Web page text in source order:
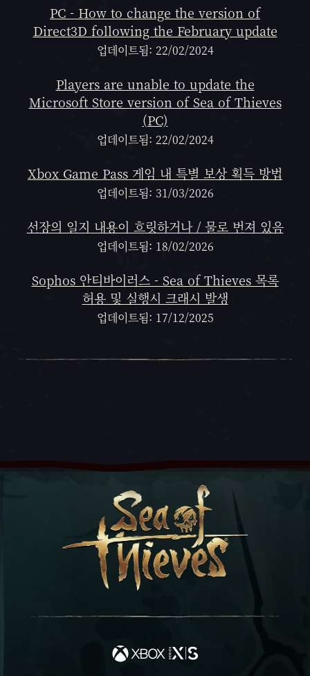
PC - How to change the version of
Direct3D following the February update
업데이트됨: 22/02/2024
Players are unable to update the
Microsoft Store version of Sea of Thieves
(PC)
업데이트됨: 22/02/2024
Xbox Game Pass 게임 내 특별 보상 획득 방법
업데이트됨: 31/03/2026
선장의 일지 내용이 흐릿하거나 / 물로 번져 있음
업데이트됨: 18/02/2026
Sophos 안티바이러스 - Sea of Thieves 목록
허용 및 실행시 크래시 발생
업데이트됨: 17/12/2025